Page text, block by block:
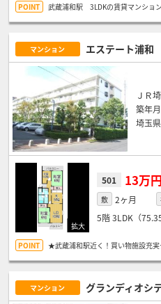
武蔵浦和駅 3LDKの賃貸マンショ
マンション エステート浦
ＪＲ
築年
埼玉
501 13万円
敷 2ヶ月
5階3LDK（
★武蔵浦和駅近く！買い物施設充
マンション グランディオシ